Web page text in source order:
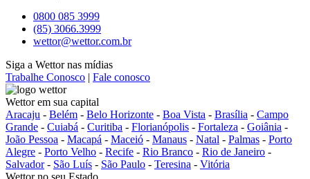
0800 085 3999
(85) 3066.3999
wettor@wettor.com.br
Siga a Wettor nas mídias
Trabalhe Conosco | Fale conosco
Wettor em sua capital
Aracaju - Belém - Belo Horizonte - Boa Vista - Brasília - Campo
Grande - Cuiabá - Curitiba - Florianópolis - Fortaleza - Goiânia -
João Pessoa - Macapá - Maceió - Manaus - Natal - Palmas - Porto
Alegre - Porto Velho - Recife - Rio Branco - Rio de Janeiro -
Salvador- São Luís - São Paulo - Teresina - Vitória